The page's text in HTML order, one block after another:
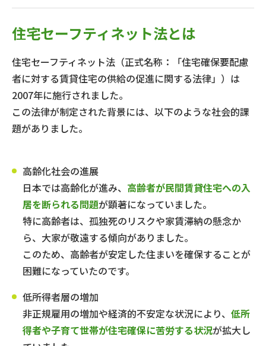
住宅セーフティネット法とは
住宅セーフティネット法（正式名称：「住宅確保要配慮
者に対する賃貸住宅の供給の促進に関する法律」）は
2007年に施行されました。
この法律が制定された背景には、以下のような社会的課
題がありました。
高齢化社会の進展
日本では高齢化が進み、 高齢者が民間賃貸住宅への入
居を断られる問題が顕著になっていました。
特に高齢者は、孤独死のリスクや家賃滞納の懸念か
ら、大家が敬遠する傾向がありました。
このため、高齢者が安定した住まいを確保することが
困難になっていたのです。
低所得者層の増加
非正規雇用の増加や経済的不安定な状況により、 低所
得者や子育て世帯が住宅確保に苦労する状況が拡大し